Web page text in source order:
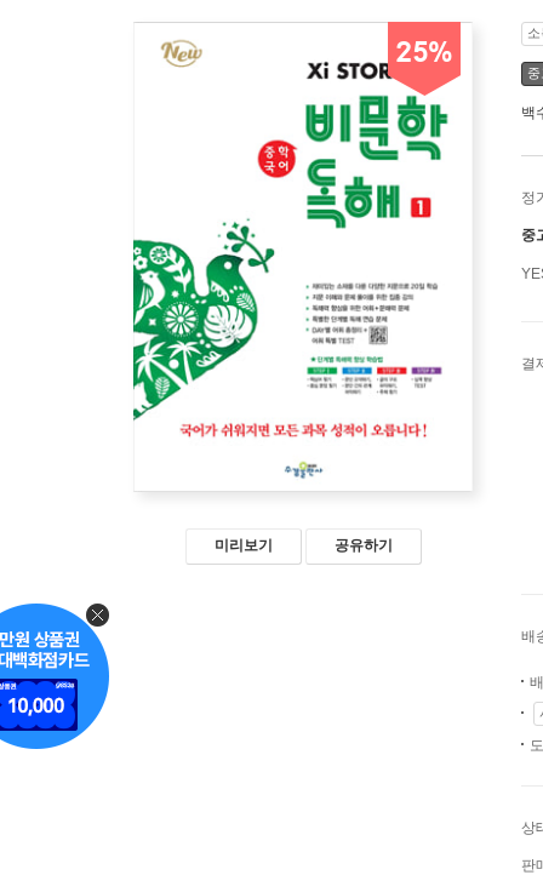
25%
미리보기 공유하기
백
정
중
결
배
상
판